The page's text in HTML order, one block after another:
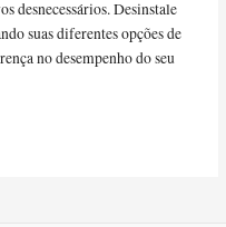
desnecessários. Desinstale
suas diferentes opções de
no desempenho do seu